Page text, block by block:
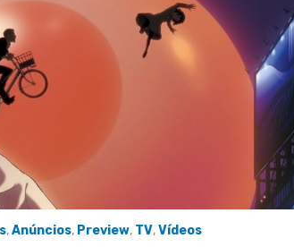
,Anúncios, Preview, TV,Vídeos